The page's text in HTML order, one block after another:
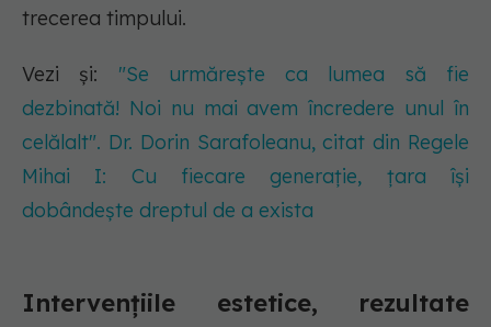
trecerea timpului.
Vezi și: "Se urmărește ca lumea să fie
dezbinată! Noi nu mai avem încredere unul în
celălalt". Dr. Dorin Sarafoleanu, citat din Regele
Mihai I: Cu fiecare generație, țara își
dobândește dreptul de a exista
Intervențiile estetice, rezultate